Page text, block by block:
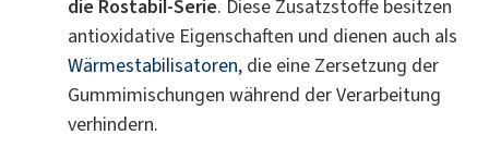
die Rostabil-Serie. Diese Zusatzstoffe besitzen
antioxidative Eigenschaften und dienen auch als
Wärmestabilisatoren, die eine Zersetzung der
Gummimischungen während der Verarbeitung
verhindern.